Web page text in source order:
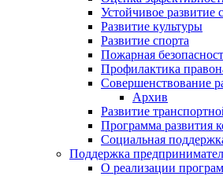
Устойчивое развитие
Развитие культуры
Развитие спорта
Пожарная
Профилактика
Совершенствование
Архив
Развитие
Программа развития
Социальная
Поддержка
О реализации